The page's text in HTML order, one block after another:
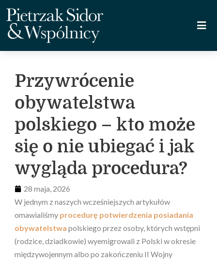
Przywrócenie
obywatelstwa
polskiego – kto może
się o nie ubiegać i jak
wygląda procedura?
28 maja, 2026
W jednym z naszych wcześniejszych artykułów
omawialiśmy procedurę potwierdzenia posiadania
obywatelstwa polskiego przez osoby, których wstępni
(rodzice, dziadkowie) wyemigrowali z Polski w okresie
międzywojennym albo po zakończeniu II Wojny